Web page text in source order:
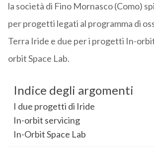
la società di Fino Mornasco (Como)
per progetti legati al programma di
Terra Iride e due per i progetti In-
orbit Space Lab.
Indice degli argomenti
I due progetti di Iride
In-orbit servicing
In-Orbit Space Lab